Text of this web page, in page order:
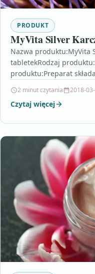
PRODUKT
MyVita Silver
Nazwa produktu:MyVita
tabletekRodzaj
produktu:Preparat
Wszystkie składniki…
2 minut czytania 2018-
Czytaj więcej